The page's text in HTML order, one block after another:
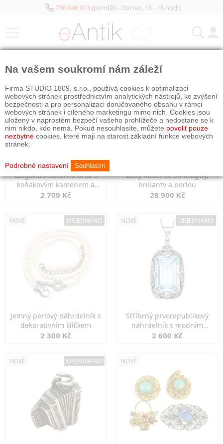
736 646 913(pondělí - čtvrtek, 13 - 18 hod.)
Elegantní stříbrná brož s
koňakovým kamenem a
markazity
2 700 Kč
Zlatý kolier se smaragdy,
brilianty a perlou
28 900 Kč
NOVÉ OBJEDNÁNO
Jemný perlový náhrdelník s
dekorativním klíčkem
2 300 Kč
NOVÉ OBJEDNÁNO
Stříbrný prvorepublikový
náhrdelník s modrým
spinelem
2 600 Kč
NOVÉ OBJEDNÁNO NOVÉ
Na vašem soukromí nám záleží
Firma STUDIO 1809, s.r.o., používá cookies k optimalizaci
webových stránek prostřednictvím analytických nástrojů, ke zvýšení
bezpečnosti a pro personalizaci doručovaného obsahu v rámci
webových stránek i cíleného marketingu mimo nich. Cookies jsou
uloženy v naprostém bezpečí vašeho prohlížeče a nedostane se k
nim nikdo, kdo nemá. Pokud nesouhlasíte, můžete povolit pouze
nezbytné cookies, které mají na starost základní funkce webových
stránek.
Podrobné nastavení Souhlasím